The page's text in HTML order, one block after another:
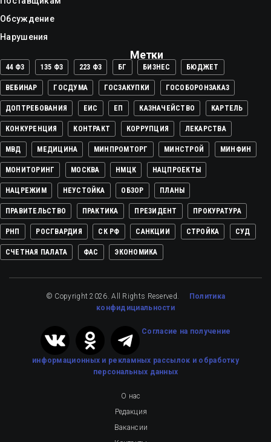
Обсуждение
Нарушения
Метки
44 ФЗ 135 ФЗ 223 ФЗ БГ БИЗНЕС БЮДЖЕТ
ВЕБИНАР ГОСДУМА ГОСЗАКУПКИ ГОСОБОРОНЗАКАЗ
ДОПТРЕБОВАНИЯ ЕИС ЕП КАЗНАЧЕЙСТВО КАРТЕЛЬ
КОНКУРЕНЦИЯ КОНТРАКТ КОРРУПЦИЯ ЛЕКАРСТВА
МВД МЕДИЦИНА МИНПРОМТОРГ МИНСТРОЙ МИНФИН
МОНИТОРИНГ МОСКВА НМЦК НАЦПРОЕКТЫ
НАЦРЕЖИМ НЕУСТОЙКА ОБЗОР ПЛАНЫ
ПРАВИТЕЛЬСТВО ПРАКТИКА ПРЕЗИДЕНТ ПРОКУРАТУРА
РНП РОСГВАРДИЯ СК РФ САНКЦИИ СТРОЙКА СУД
СЧЕТНАЯ ПАЛАТА ФАС ЭКОНОМИКА
© Copyright 2026. All Rights Reserved.
Политика
конфидициальности
Cогласие на получение
информационных и рекламных рассылок и обработку
персональных данных
О нас
Редакция
Вакансии